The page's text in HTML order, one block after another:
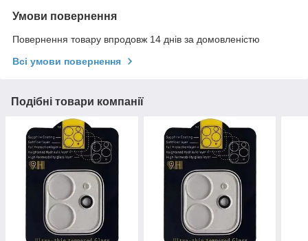
Умови повернення
Повернення товару впродовж 14 днів за домовленістю
Всі умови повернення
Подібні товари компанії